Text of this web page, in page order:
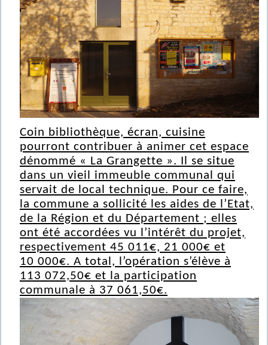
Coin bibliothèque, écran, cuisine
pourront contribuer à animer cet espace
dénommé « La Grangette ». Il se situe
dans un vieil immeuble communal qui
servait de local technique. Pour ce faire,
la commune a sollicité les aides de l’Etat,
de la Région et du Département ; elles
ont été accordées vu l’intérêt du projet,
respectivement 45 011€, 21 000€ et
10 000€. A total, l’opération s’élève à
113 072,50€ et la participation
communale à 37 061,50€.